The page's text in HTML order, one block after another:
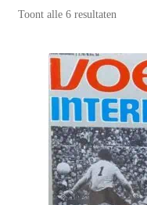
Toont alle 6 resultaten